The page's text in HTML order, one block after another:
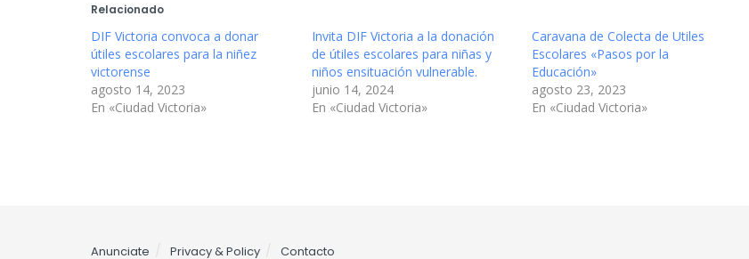
Relacionado
DIF Victoria convoca a donar
útiles escolares para la niñez
victorense
agosto 14, 2023
En «Ciudad Victoria»
Invita DIF Victoria a la donación
de útiles escolares para niñas y
niños ensituación vulnerable.
junio 14, 2024
En «Ciudad Victoria»
Caravana de Colecta de Utiles
Escolares «Pasos por la
Educación»
agosto 23, 2023
En «Ciudad Victoria»
Anunciate Privacy & Policy Contacto